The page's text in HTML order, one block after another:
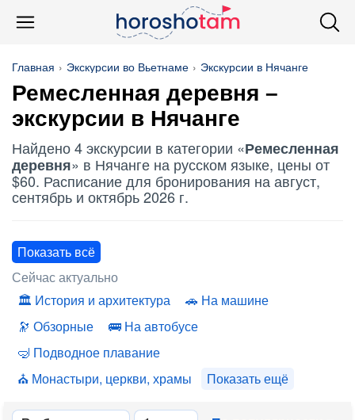
Главная Экскурсии во Вьетнаме Экскурсии в Нячанге
Ремесленная деревня –
экскурсии в Нячанге
Найдено 4 экскурсии в категории «Ремесленная
деревня» в Нячанге на русском языке, цены от
$60. Расписание для бронирования на август,
сентябрь и октябрь 2026 г.
Показать всё
Сейчас актуально
История и архитектура
На машине
Обзорные
На автобусе
Подводное плавание
Монастыри, церкви, храмы
Показать ещё